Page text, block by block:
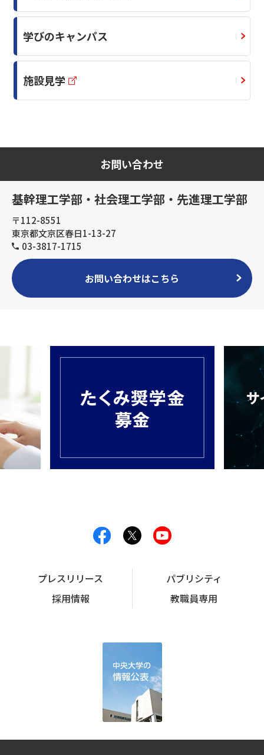
学びのキャンパス
施設見学
お問い合わせ
基幹理工学部・社会理工学部・先進理工学部
〒112-8551
東京都文京区春日1-13-27
03-3817-1715
お問い合わせはこちら
プレスリリース
パブリシティ
採用情報
教職員専用